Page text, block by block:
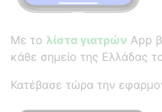
Με το λίστα γιατρών App
κάθε σημείο της Ελλάδας
Κατέβασε τώρα την